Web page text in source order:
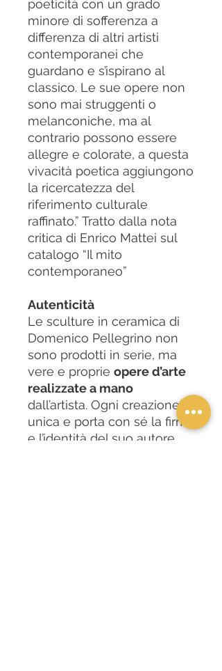
poeticità con un grado
minore di sofferenza a
differenza di altri artisti
contemporanei che
guardano e s’ispirano al
classico. Le sue opere non
sono mai struggenti o
melanconiche, ma al
contrario possono essere
allegre e colorate, a questa
vivacità poetica aggiungono
la ricercatezza del
riferimento culturale
raffinato.” Tratto dalla nota
critica di Enrico Mattei sul
catalogo “Il mito
contemporaneo”
Autenticità
Le sculture in ceramica di
Domenico Pellegrino non
sono prodotti in serie, ma
vere e proprie opere d’arte
realizzate a mano
dall’artista. Ogni creazione è
unica e porta con sé la firma
e l’identità del suo autore.